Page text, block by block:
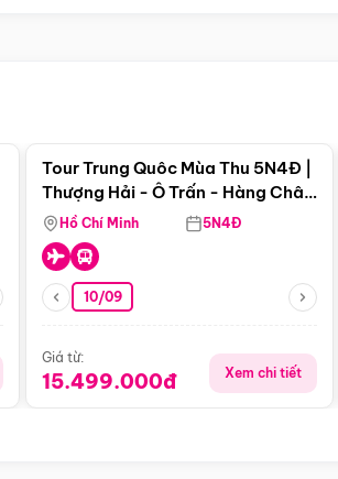
Tour Trung Quôc Mùa Thu 5N4Đ |
Thượng Hải - Ô Trấn - Hàng Châu
(Tour Không Shopping)
Hồ Chí Minh 5N4Đ
10/09
Giá từ:
15.499.000đ Xem chi tiết